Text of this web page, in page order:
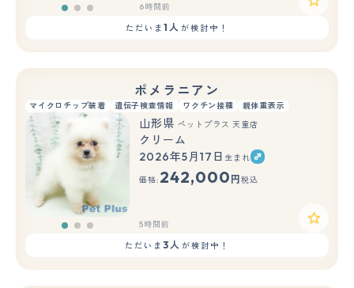
6時間前
ただいま1人 が検討中！
ポメラニアン
マイクロチップ装着 遺伝子検査情報 ワクチン接種 親体重表示
もっと見る
山形県 ペットプラス 天童店
クリーム
2026年5月17日 生まれ
価格: 242,000 円 税込
5時間前
ただいま3人 が検討中！